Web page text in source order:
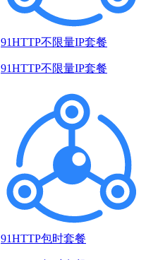
91HTTP不限量IP套餐
91HTTP不限量IP套餐
91HTTP包时套餐